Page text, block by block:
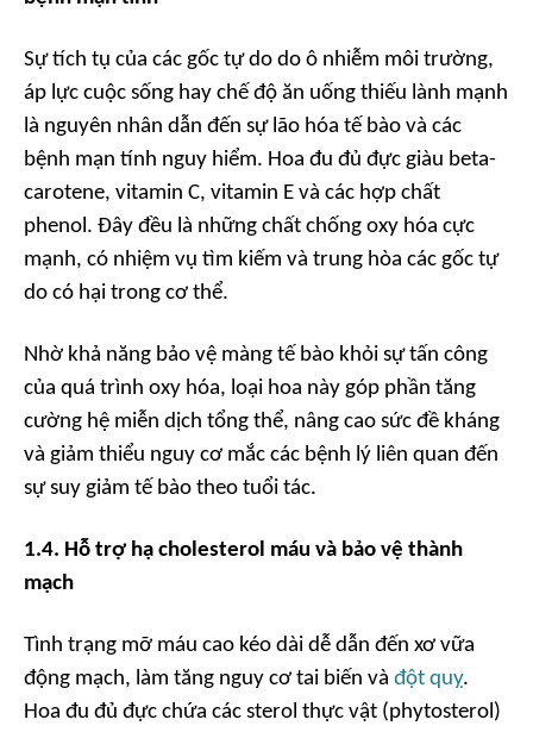
Sự tích tụ của các gốc tự do do ô nhiễm môi trường,
áp lực cuộc sống hay chế độ ăn uống thiếu lành mạnh
là nguyên nhân dẫn đến sự lão hóa tế bào và các
bệnh mạn tính nguy hiểm. Hoa đu đủ đực giàu beta-
carotene, vitamin C, vitamin E và các hợp chất
phenol. Đây đều là những chất chống oxy hóa cực
mạnh, có nhiệm vụ tìm kiếm và trung hòa các gốc tự
do có hại trong cơ thể.
Nhờ khả năng bảo vệ màng tế bào khỏi sự tấn công
của quá trình oxy hóa, loại hoa này góp phần tăng
cường hệ miễn dịch tổng thể, nâng cao sức đề kháng
và giảm thiểu nguy cơ mắc các bệnh lý liên quan đến
sự suy giảm tế bào theo tuổi tác.
1.4. Hỗ trợ hạ cholesterol máu và bảo vệ thành
mạch
Tình trạng mỡ máu cao kéo dài dễ dẫn đến xơ vữa
động mạch, làm tăng nguy cơ tai biến và đột quỵ.
Hoa đu đủ đực chứa các sterol thực vật (phytosterol)